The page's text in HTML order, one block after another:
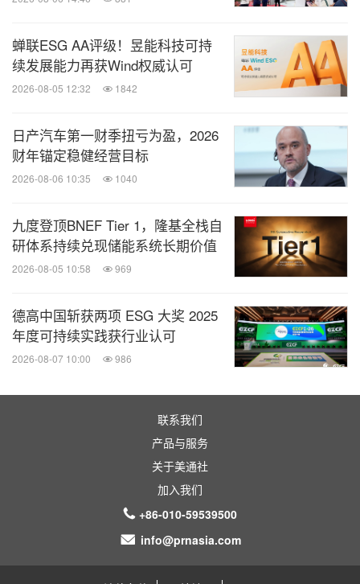
欧盟新电池法规趋势与合规实践，探讨如何通过数字
化协同构建电动汽车可持续闭环以及电池材料的可持
续发展；针对法规带来的挑战，分享企业"产能出
海"策略与产品数字护照实践，为电池产业提供从法
规解读到绿色实践的完整路线图。
术积累、丰富的实践经验以及创新的解决方案，持续
赋能企业绿色转型与全球化发展。未来，TÜV莱茵将
继续携手生态伙伴，探索创新技术路径与最佳实践，
为中国乃至全球可持续发展贡献力量。
消息来源：德国莱茵TUV大中华区
能动
微信公众号“能动”发布全球能源、化工、采
矿、动力、新能源车企业最新的经营动态。
扫描二维码，立即订阅！
蝉联ESG AA评级！昱能科技可持
续发展能力再获Wind权威认可
2026-08-05 12:32 1842
日产汽车第一财季扭亏为盈，2026
财年锚定稳健经营目标
2026-08-06 10:35 1040
九度登顶BNEF Tier 1，隆基全栈自
研体系持续兑现储能系统长期价值
2026-08-05 10:58 969
德高中国斩获两项 ESG 大奖 2025
年度可持续实践获行业认可
2026-08-07 10:00 986
联系我们
产品与服务
关于美通社
加入我们
+86-010-59539500
info@prnasia.com